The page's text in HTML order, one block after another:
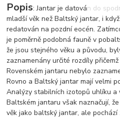
Popis: Jantar je datován do
mladší věk než Baltský jantar, i
redatován na pozdní eocén.
je poměrně podobná fauně v
že jsou stejného věku a původu,
zaznamenány určité rozdíly
Rovenském jantaru nebylo
Rovno a Baltský jantar mají velmi
Analýzy stabilních izotopů uhlíku a
Baltském jantaru však naznačují,
věk jako baltský jantar, ale pochází